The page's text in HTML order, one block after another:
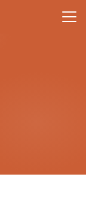
メニ